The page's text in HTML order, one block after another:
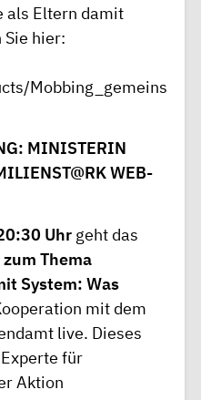
als Eltern damit
Sie hier:
Mobbing_gemeins
MINISTERIN
WEB-
Uhr geht das
Thema
System: Was
mit dem
live. Dieses
für
Aktion